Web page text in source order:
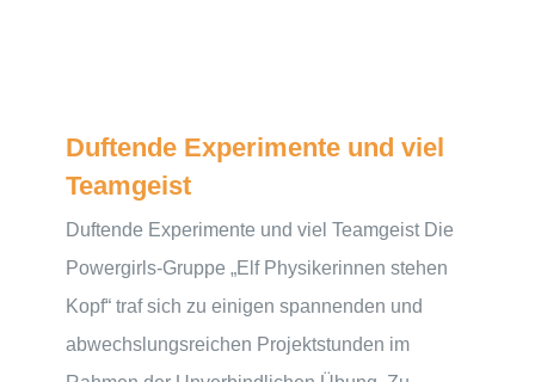
Duftende Experimente und viel
Teamgeist
Duftende Experimente und viel Teamgeist Die
Powergirls-Gruppe „Elf Physikerinnen stehen
Kopf“ traf sich zu einigen spannenden und
abwechslungsreichen Projektstunden im